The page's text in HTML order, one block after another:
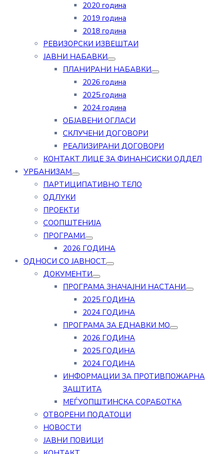
2020 година
2019 година
2018 година
РЕВИЗОРСКИ ИЗВЕШТАИ
ЈАВНИ НАБАВКИ
ПЛАНИРАНИ НАБАВКИ
2026 година
2025 година
2024 година
ОБЈАВЕНИ ОГЛАСИ
СКЛУЧЕНИ ДОГОВОРИ
РЕАЛИЗИРАНИ ДОГОВОРИ
КОНТАКТ ЛИЦЕ ЗА ФИНАНСИСКИ ОДДЕЛ
УРБАНИЗАМ
ПАРТИЦИПАТИВНО ТЕЛО
ОДЛУКИ
ПРОЕКТИ
СООПШТЕНИЈА
ПРОГРАМИ
2026 ГОДИНА
ОДНОСИ СО ЈАВНОСТ
ДОКУМЕНТИ
ПРОГРАМА ЗНАЧАЈНИ НАСТАНИ
2025 ГОДИНА
2024 ГОДИНА
ПРОГРАМА ЗА ЕДНАВКИ МО
2026 ГОДИНА
2025 ГОДИНА
2024 ГОДИНА
ИНФОРМАЦИИ ЗА ПРОТИВПОЖАРНА
ЗАШТИТА
МЕЃУОПШТИНСКА СОРАБОТКА
ОТВОРЕНИ ПОДАТОЦИ
НОВОСТИ
ЈАВНИ ПОВИЦИ